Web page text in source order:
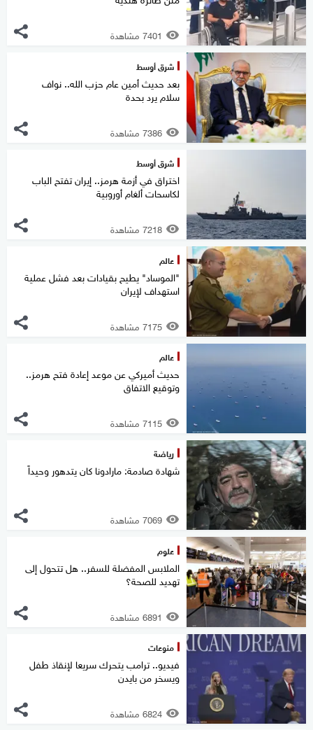
7401 مشاهدة
شرق أوسط
بعد حديث أمين عام حزب الله.. نواف
سلام يرد بحدة
7386 مشاهدة
شرق أوسط
اختراق في أزمة هرمز.. إيران تفتح الباب
لكاسحات ألغام أوروبية
7218 مشاهدة
عالم
"الموساد" يطيح بقيادات بعد فشل عملية
استهداف لإيران
7175 مشاهدة
عالم
حديث أميركي عن موعد إعادة فتح هرمز..
وتوقيع الاتفاق
7115 مشاهدة
رياضة
شهادة صادمة: مارادونا كان يتدهور وحيداً
7069 مشاهدة
علوم
الملابس المفضلة للسفر.. هل تتحول إلى
تهديد للصحة؟
6891 مشاهدة
منوعات
فيديو.. ترامب يتحرك سريعا لإنقاذ طفل
ويسخر من بايدن
6824 مشاهدة